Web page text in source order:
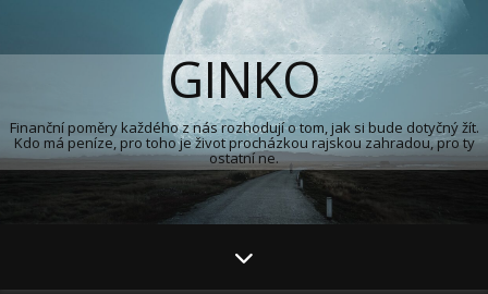
GINKO
Finanční poměry každého z nás rozhodují o tom, jak si bude dotyčný žít.
Kdo má peníze, pro toho je život procházkou rajskou zahradou, pro ty
ostatní ne.